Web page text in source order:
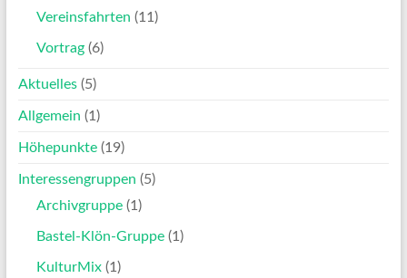
Vereinsfahrten (11)
Vortrag(6)
Aktuelles(5)
Allgemein (1)
Höhepunkte(19)
Interessengruppen (5)
Archivgruppe(1)
Bastel-Klön-Gruppe(1)
KulturMix(1)